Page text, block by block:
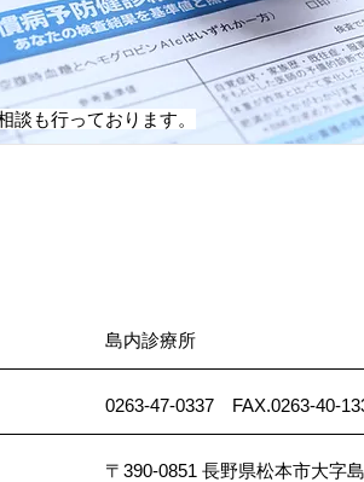
談も行っております。
島内診療所
0263-47-0337 FAX.0263-40-
〒390-0851 長野県松本市大字